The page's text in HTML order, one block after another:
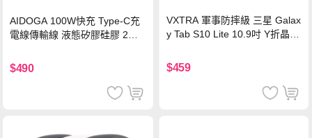
AIDOGA 100W快充 Type-C充
電線傳輸線 液態矽膠硅膠 2M
$490
VXTRA 軍事防摔級 三星 Galax
y Tab S10 Lite 10.9吋 Y折晶透
$459